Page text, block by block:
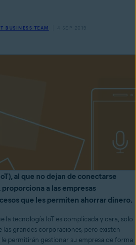
BUSINESS TEAM 4 SEP 2019
al que no dejan de conectarse
a las empresas
que les permiten ahorrar dinero.
la tecnología IoT es complicada y cara, solo
las grandes corporaciones, pero existen
permitirán gestionar su empresa de forma